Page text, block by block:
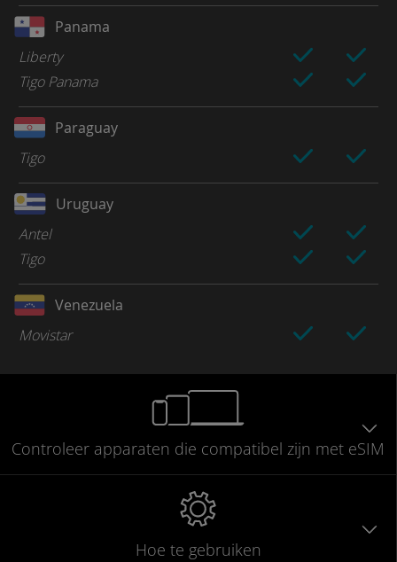
Panama
Liberty
Tigo Panama
Paraguay
Tigo
Uruguay
Antel
Tigo
Venezuela
Movistar
Controleer apparaten die compatibel zijn met eSIM
Hoe te gebruiken